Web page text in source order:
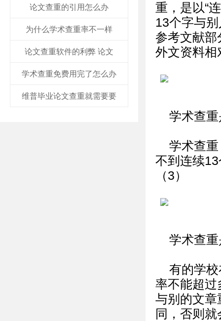
论文查重的引用怎么办
为什么学术查重率不一样
论文查重软件的利弊 论文
学术查重免费用完了怎么办
维普毕业论文查重就需要要
重，是以“
13个字与
参考文献部
外文资料相
学术查
学术查
不到连续
（3）
学术查
有的学
率不能超过
与别的文章
同，否则